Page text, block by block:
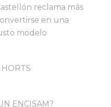
reclama más
en una
modelo
ENCISAM?